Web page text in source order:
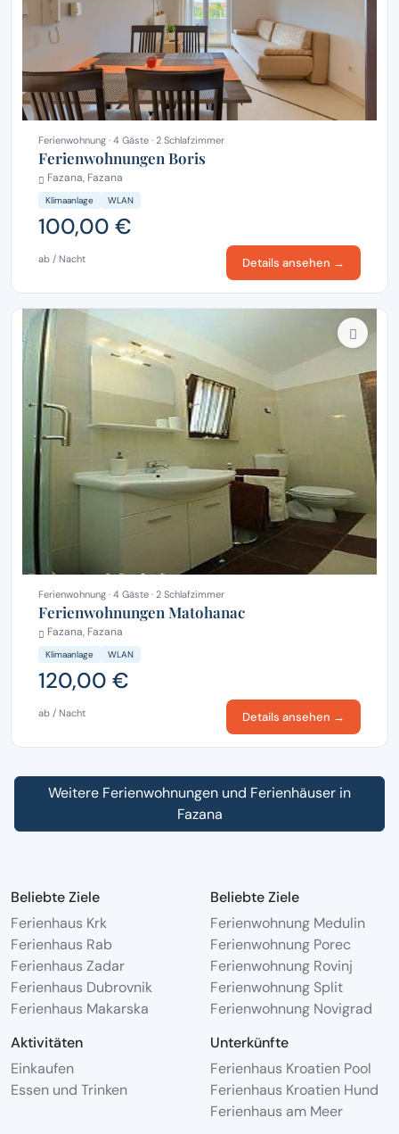
Ferienwohnung · 4 Gäste · 2 Schlafzimmer
Ferienwohnungen Boris
Fazana, Fazana
Klimaanlage WLAN
100,00 €
ab / Nacht Details ansehen →
Ferienwohnung · 4 Gäste · 2 Schlafzimmer
Ferienwohnungen Matohanac
Fazana, Fazana
Klimaanlage WLAN
120,00 €
ab / Nacht Details ansehen →
Weitere Ferienwohnungen und Ferienhäuser in
Fazana
Beliebte Ziele
Ferienhaus Krk
Ferienhaus Rab
Ferienhaus Zadar
Ferienhaus Dubrovnik
Ferienhaus Makarska
Beliebte Ziele
Ferienwohnung Medulin
Ferienwohnung Porec
Ferienwohnung Rovinj
Ferienwohnung Split
Ferienwohnung Novigrad
Aktivitäten
Einkaufen
Essen und Trinken
Unterkünfte
Ferienhaus Kroatien Pool
Ferienhaus Kroatien Hund
Ferienhaus am Meer